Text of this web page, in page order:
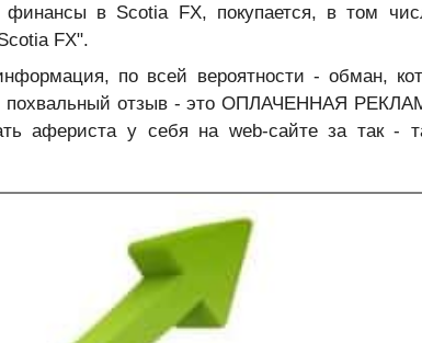
финансы в Scotia FX, покупается, в том
FX".
по всей вероятности - обман,
похвальный отзыв - это ОПЛАЧЕННАЯ
афериста у себя на web-сайте за так -